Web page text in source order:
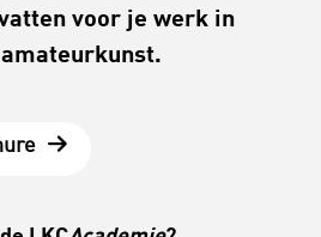
voor je werk in